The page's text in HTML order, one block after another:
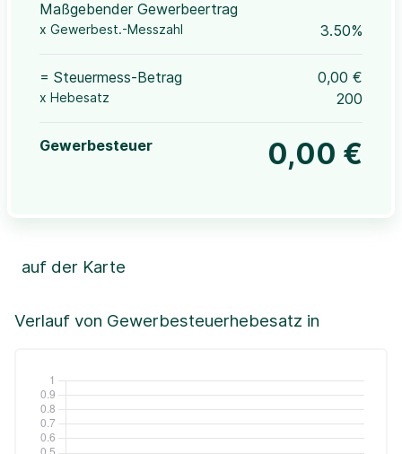
Maßgebender Gewerbeertrag
x Gewerbest.-Messzahl 3.50%
= Steuermess-Betrag 0,00 €
x Hebesatz 200
Gewerbesteuer 0,00 €
Verlauf von Gewerbesteuerhebesatz in
auf der Karte
+
Leaflet|©OpenStreetMap, ©CartoDB,